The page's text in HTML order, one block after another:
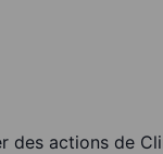
des actions de